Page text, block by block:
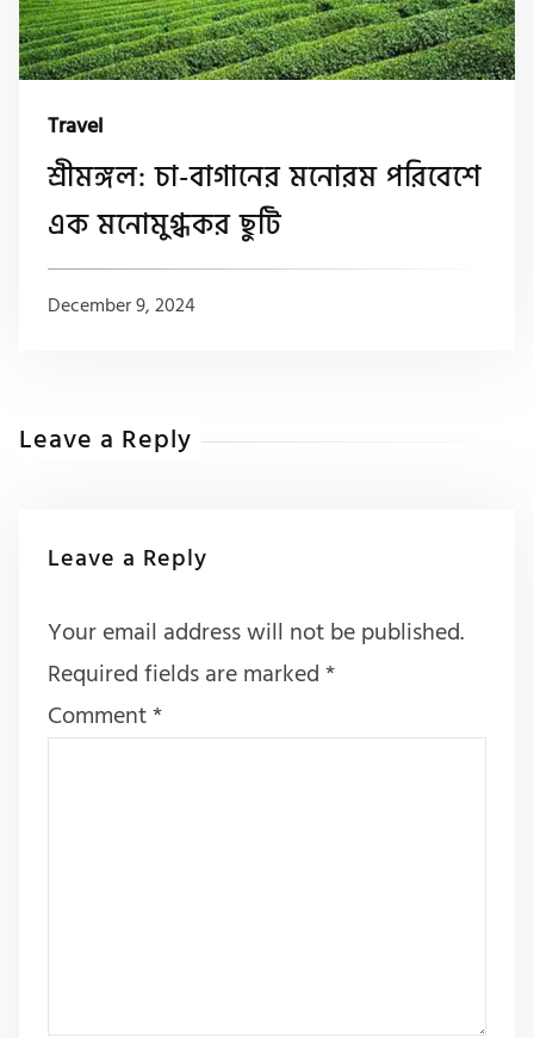
Travel
শ্রীমঙ্গল: চা-বাগানের মনোরম পরিবেশে
এক মনোমুগ্ধকর ছুটি
December 9, 2024
Leave a Reply
Leave a Reply
Your email address will not be published.
Required fields are marked*
Comment*